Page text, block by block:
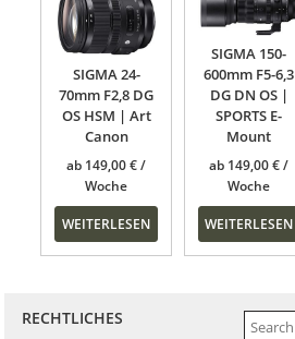
SIGMA 24-
70mm F2,8 DG
OS HSM | Art
Canon
ab 149,00€
WEITERLESEN
SIGMA 150-
600mm F5-6,3
DG DN OS |
SPORTS E-
Mount
ab 149,00€
WEITERLESEN
RECHTLICHES